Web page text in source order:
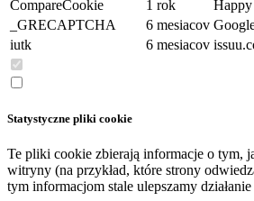
CompareCookie 1 rok
Happy
_GRECAPTCHA
6 mesiacov
iutk
6 mesiacov
Statystyczne pliki cookie
Te pliki cookie zbierają informacje o tym,
witryny (na przykład, które strony
tym informacjom stale ulepszamy